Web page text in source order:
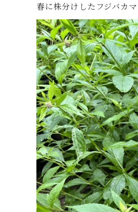
春に株分けしたフジバカマ